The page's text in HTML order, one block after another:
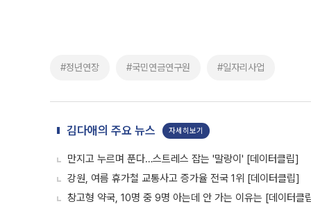
#정년연장 #국민연금연구원 #일자리사업
김다애의 주요 뉴스 자세히보기
만지고 누르며 푼다…스트레스 잡는 '말랑이' [데이터클립]
강원, 여름 휴가철 교통사고 증가율 전국 1위 [데이터클립]
창고형 약국, 10명 중 9명 아는데 안 가는 이유는 [데이터클